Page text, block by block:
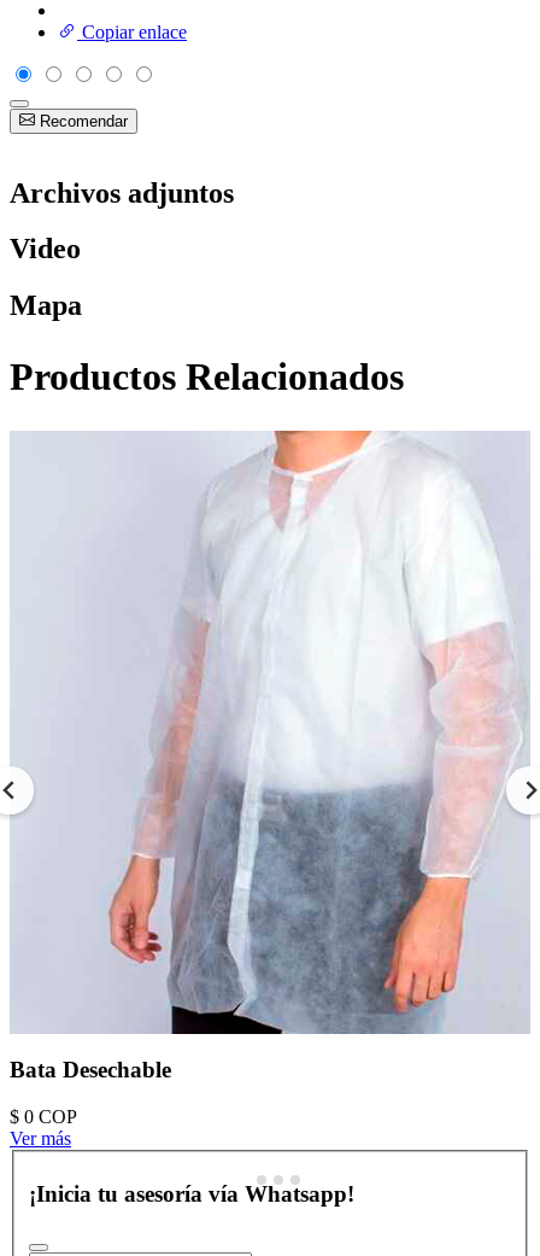
Copiar enlace
Recomendar
Archivos adjuntos
Video
Mapa
Productos Relacionados
Bata Desechable
$ 0 COP
Ver más
¡Inicia tu asesoría vía Whatsapp!